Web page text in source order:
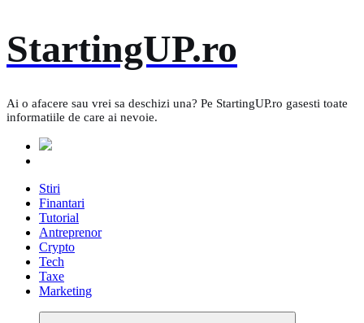
to
content
StartingUP.ro
Ai o afacere sau vrei sa deschizi una? Pe StartingUP.ro gasesti toate
informatiile de care ai nevoie.
Stiri
Finantari
Tutorial
Antreprenor
Crypto
Tech
Taxe
Marketing